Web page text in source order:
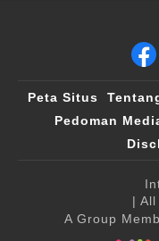
Peta Situs
Pedoman
|
A Group